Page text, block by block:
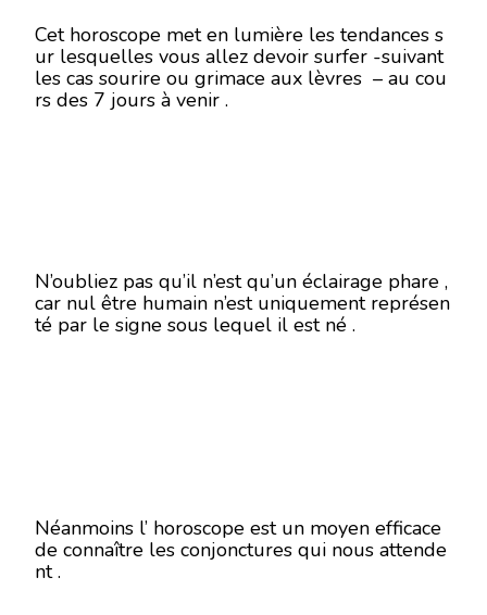
Cet horoscope met en lumière les tendances s
ur lesquelles vous allez devoir surfer -suivant
les cas sourire ou grimace aux lèvres – au cou
rs des 7 jours à venir .
N’oubliez pas qu’il n’est qu’un éclairage phare ,
car nul être humain n’est uniquement représen
té par le signe sous lequel il est né .
Néanmoins l’ horoscope est un moyen efficace
de connaître les conjonctures qui nous attende
nt .